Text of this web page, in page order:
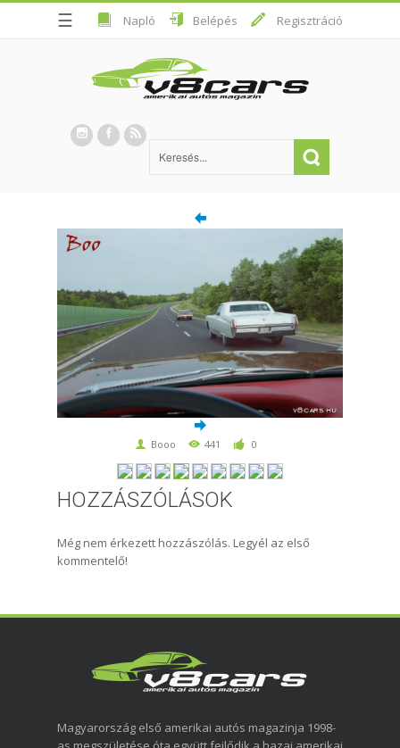
☰ Napló Belépés Regisztráció
Booo 441 0
HOZZÁSZÓLÁSOK
Még nem érkezett hozzászólás. Legyél az első
kommentelő!
Magyarország első amerikai autós magazinja 1998-